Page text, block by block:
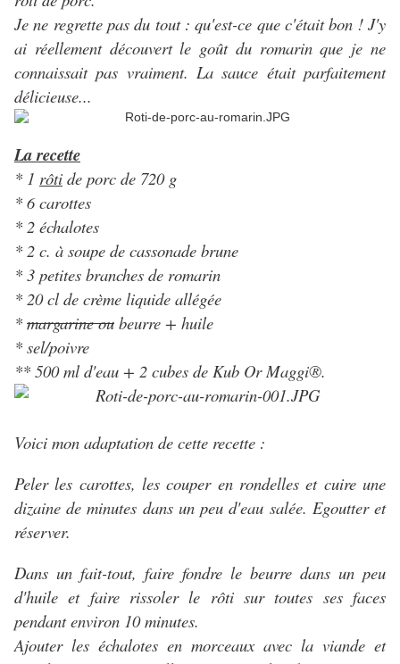
Je ne regrette pas du tout : qu'est-ce que c'était bon ! J'y
ai réellement découvert le goût du romarin que je ne
connaissait pas vraiment. La sauce était parfaitement
délicieuse...
La recette
* 1 rôti de porc de 720 g
* 6 carottes
* 2 échalotes
* 2 c. à soupe de cassonade brune
* 3 petites branches de romarin
* 20 cl de crème liquide allégée
* margarine ou beurre + huile
* sel/poivre
** 500 ml d'eau + 2 cubes de Kub Or Maggi®.
Voici mon adaptation de cette recette :
Peler les carottes, les couper en rondelles et cuire une
dizaine de minutes dans un peu d'eau salée. Egoutter et
réserver.
Dans un fait-tout, faire fondre le beurre dans un peu
d'huile et faire rissoler le rôti sur toutes ses faces
pendant environ 10 minutes.
Ajouter les échalotes en morceaux avec la viande et